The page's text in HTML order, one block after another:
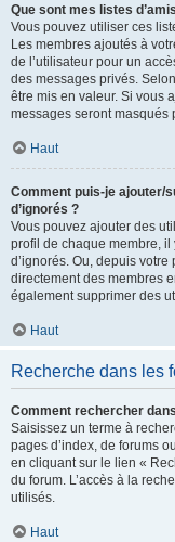
Que sont mes listes
Vous pouvez utiliser ces
Les membres ajoutés à
de l’utilisateur pour un
des messages privés.
être mis en valeur. Si vous
messages seront masqués
Haut
Comment puis-je ajouter/
d’ignorés ?
Vous pouvez ajouter des
profil de chaque membre, il
d’ignorés. Ou, depuis
directement des membres
également supprimer des
Haut
Recherche dans les
Comment rechercher
Saisissez un terme à
pages d’index, de forums
en cliquant sur le lien «
du forum. L’accès à la
utilisés.
Haut